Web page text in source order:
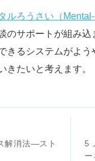
ルろうさい（
のサポートが組み
きるシステムがよ
きたいと考えます。
解消法―スト
5